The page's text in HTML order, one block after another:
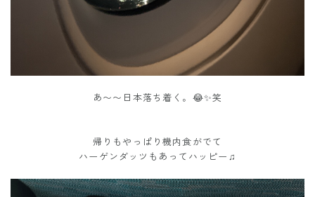
あ〜〜日本落ち着く。😂✨笑
帰りもやっぱり機内食がでて
ハーゲンダッツもあってハッピー♫